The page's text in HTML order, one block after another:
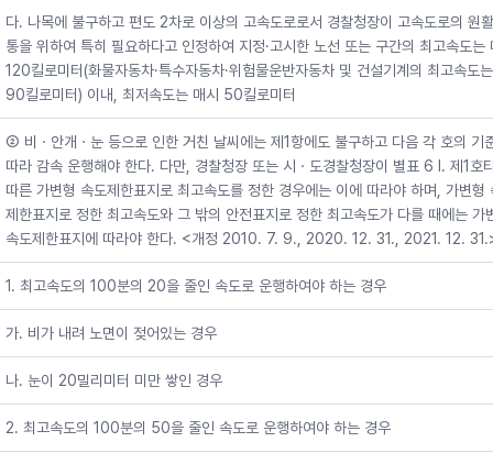
다. 나목에 불구하고 편도 2차로 이상의 고속도로로서 경찰청장이 고속도로의 원
통을 위하여 특히 필요하다고 인정하여 지정·고시한 노선 또는 구간의 최고속도는
120킬로미터(화물자동차·특수자동차·위험물운반자동차 및 건설기계의 최고속도
90킬로미터) 이내, 최저속도는 매시 50킬로미터
② 비ㆍ안개ㆍ눈 등으로 인한 거친 날씨에는 제1항에도 불구하고 다음 각 호의 기
따라 감속 운행해야 한다. 다만, 경찰청장 또는 시ㆍ도경찰청장이 별표 6 Ⅰ. 제1호
따른 가변형 속도제한표지로 최고속도를 정한 경우에는 이에 따라야 하며, 가변형
제한표지로 정한 최고속도와 그 밖의 안전표지로 정한 최고속도가 다를 때에는 가
속도제한표지에 따라야 한다. <개정 2010. 7. 9., 2020. 12. 31., 2021. 12.
1. 최고속도의 100분의 20을 줄인 속도로 운행하여야 하는 경우
가. 비가 내려 노면이 젖어있는 경우
나. 눈이 20밀리미터 미만 쌓인 경우
2. 최고속도의 100분의 50을 줄인 속도로 운행하여야 하는 경우